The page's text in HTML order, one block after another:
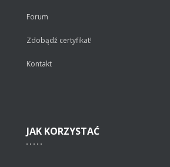
Forum
Zdobądź certyfikat!
Kontakt
JAK KORZYSTAĆ